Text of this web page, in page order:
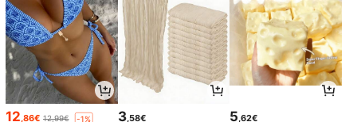
12,86€ 12,99€ -1% 3,58€ 5,62€